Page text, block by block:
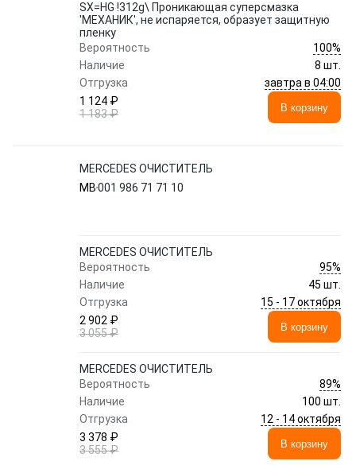
SX=HG !312g\ Проникающая суперсмазка
'МЕХАНИК', не испаряется, образует защитную
пленку
Вероятность
100%
Наличие
8 шт.
Отгрузка
завтра в 04:00
1 124 ₽
1 183 ₽
В корзину
MERCEDES ОЧИСТИТЕЛЬ
MB001 986 71 71 10
MERCEDES ОЧИСТИТЕЛЬ
Вероятность
95%
Наличие
45 шт.
Отгрузка
15 - 17 октября
2 902 ₽
3 055 ₽
В корзину
MERCEDES ОЧИСТИТЕЛЬ
Вероятность
89%
Наличие
100 шт.
Отгрузка
12 - 14 октября
3 378 ₽
3 555 ₽
В корзину